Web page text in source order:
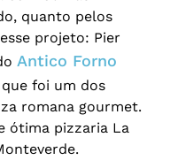
quanto pelos
projeto: Pier
Antico Forno
que foi um dos
romana gourmet.
ótima pizzaria La